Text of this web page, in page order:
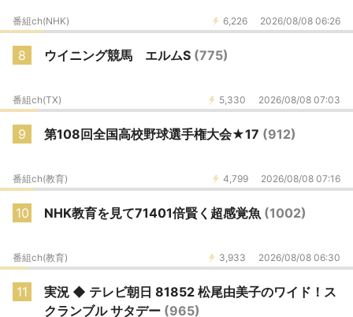
6,226 2026/08/08 06:26
番組ch(NHK)
8 ウイニング競馬 エルムS (775)
5,330 2026/08/08 07:03
番組ch(TX)
9 第108回全国高校野球選手権大会★17 (912)
4,799 2026/08/08 07:16
番組ch(教育)
10 NHK教育を見て71401倍賢く超感覚魚 (1002)
3,933 2026/08/08 06:30
番組ch(教育)
11
実況 ◆ テレビ朝日 81852 松尾由美子のワイド！ス
クランブル サタデー (965)